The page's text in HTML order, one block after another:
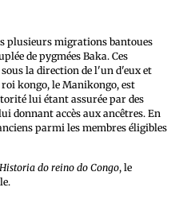
plusieurs migrations bantoues
de pygmées Baka. Ces
la direction de l'un d'eux et
kongo, le Manikongo, est
lui étant assurée par des
donnant accès aux ancêtres. En
parmi les membres éligibles
Historia do reino do Congo, le